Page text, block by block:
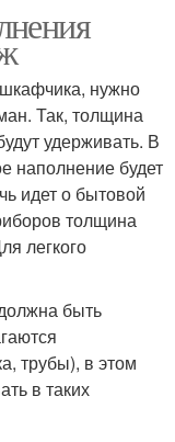
нужно
Так, толщина
удерживать. В
наполнение будет
идет о бытовой
толщина
легкого
быть
трубы), в этом
в таких